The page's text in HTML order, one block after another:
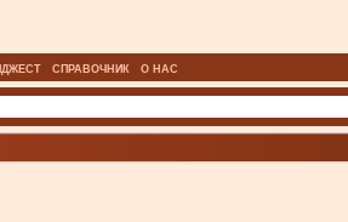
СПРАВОЧНИК О НАС